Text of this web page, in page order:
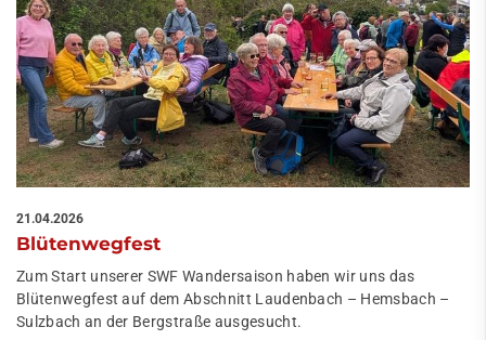
21.04.2026
Blütenwegfest
Zum Start unserer SWF Wandersaison haben wir uns das
Blütenwegfest auf dem Abschnitt Laudenbach – Hemsbach –
Sulzbach an der Bergstraße ausgesucht.